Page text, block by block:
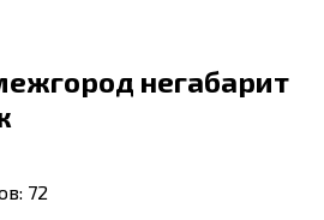
негабарит
72